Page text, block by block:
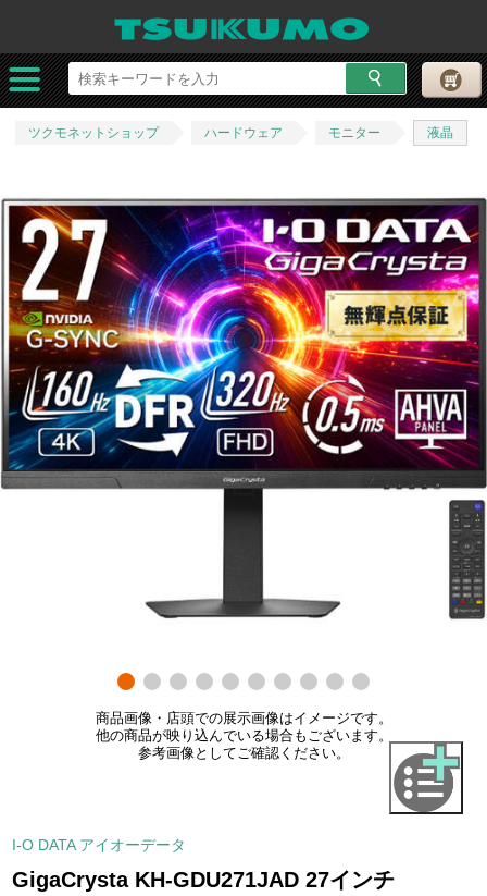
ツクモネットショップ ハードウェア モニター 液晶
商品画像・店頭での展示画像はイメージです。
他の商品が映り込んでいる場合もございます。
参考画像としてご確認ください。
I-O DATA アイオーデータ
GigaCrysta KH-GDU271JAD 27インチ